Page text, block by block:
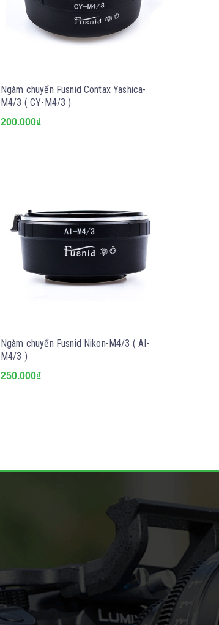
Ngàm chuyển Fusnid Contax Yashica-
M4/3 ( CY-M4/3 )
200.000₫
Ngàm chuyển Fusnid Nikon-M4/3 ( AI-
M4/3 )
250.000₫